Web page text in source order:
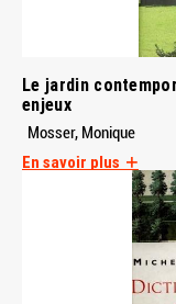
Le jardin
enjeux
Mosser, Monique
En savoir plus